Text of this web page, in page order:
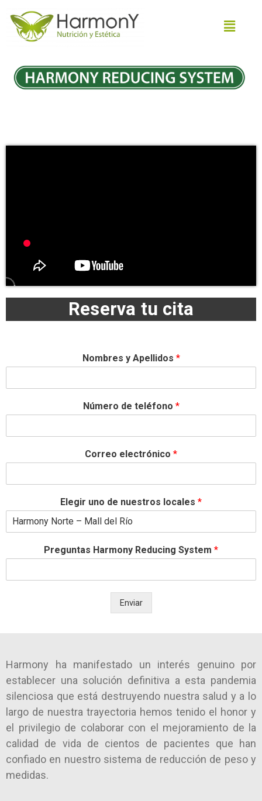
Reserva tu cita
Nombres y Apellidos *
Número de teléfono *
Correo electrónico *
Elegir uno de nuestros locales *
Preguntas Harmony Reducing System *
Enviar
Harmony ha manifestado un interés genuino por
establecer una solución definitiva a esta pandemia
silenciosa que está destruyendo nuestra salud y a lo
largo de nuestra trayectoria hemos tenido el honor y
el privilegio de colaborar con el mejoramiento de la
calidad de vida de cientos de pacientes que han
confiado en nuestro sistema de reducción de peso y
medidas.